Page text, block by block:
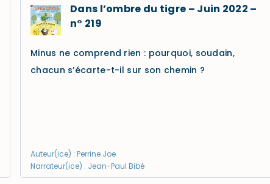
Dans l’ombre du tigre – Juin 2022 –
n° 219
Minus ne comprend rien : pourquoi, soudain,
chacun s’écarte-t-il sur son chemin ?
Auteur(ice) : Perrine Joe
Narrateur(ice) : Jean-Paul Bibé